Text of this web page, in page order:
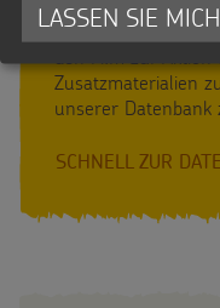
Alle Vorlagen,
den Film zur Aktion
Zusatzmaterialien
unserer Datenbank
SCHNELL ZUR
LASSEN SIE